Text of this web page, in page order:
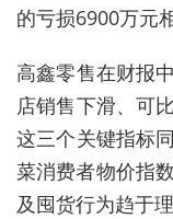
的亏损6900万元
高鑫零售在财报
店销售下滑、可
这三个关键指标
菜消费者物价指
及囤货行为趋于